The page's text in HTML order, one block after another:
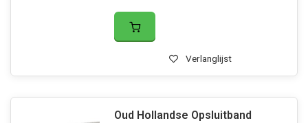
Verlanglijst
Oud Hollandse Opsluitband